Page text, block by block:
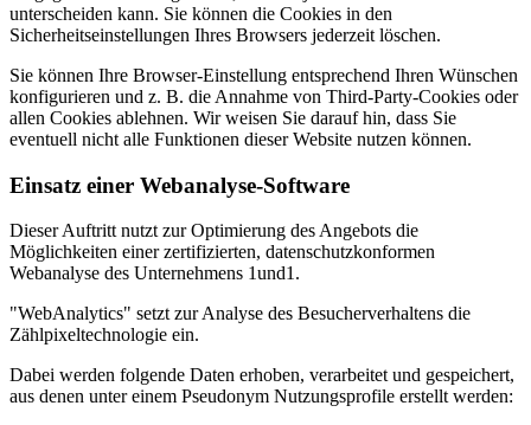
unterscheiden kann. Sie können die Cookies in den
Sicherheitseinstellungen Ihres Browsers jederzeit löschen.
Sie können Ihre Browser-Einstellung entsprechend Ihren Wünschen
konfigurieren und z. B. die Annahme von Third-Party-Cookies oder
allen Cookies ablehnen. Wir weisen Sie darauf hin, dass Sie
eventuell nicht alle Funktionen dieser Website nutzen können.
Einsatz einer Webanalyse-Software
Dieser Auftritt nutzt zur Optimierung des Angebots die
Möglichkeiten einer zertifizierten, datenschutzkonformen
Webanalyse des Unternehmens 1und1.
"WebAnalytics" setzt zur Analyse des Besucherverhaltens die
Zählpixeltechnologie ein.
Dabei werden folgende Daten erhoben, verarbeitet und gespeichert,
aus denen unter einem Pseudonym Nutzungsprofile erstellt werden: